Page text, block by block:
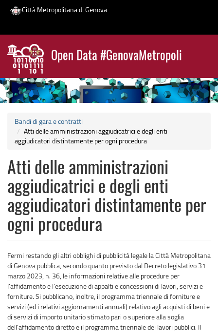
Salta
contenuto
principale
Città Metropolitana di Genova
Open Data #GenovaMetropoli
News
Bandi di gara e contratti
Atti delle amministrazioni aggiudicatrici e degli enti
aggiudicatori distintamente per ogni procedura
Atti delle amministrazioni
aggiudicatrici e degli enti
aggiudicatori distintamente per
ogni procedura
Fermi restando gli altri obblighi di pubblicità legale la Città Metropolitana
di Genova pubblica, secondo quanto previsto dal Decreto legislativo 31
marzo 2023, n. 36, le informazioni relative alle procedure per
l'affidamento e l'esecuzione di appalti e concessioni di lavori, servizi e
forniture. Si pubblicano, inoltre, il programma triennale di forniture e
servizi (ed i relativi aggiornamenti annuali) relativo agli acquisti di beni e
di servizi di importo unitario stimato pari o superiore alla soglia
dell'affidamento diretto e il programma triennale dei lavori pubblici. Il